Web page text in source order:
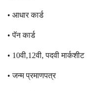
• आधार कार्ड
• पॅन कार्ड
• 10वी,12वी, पदवी मार्कशीट
• जन्म प्रमाणपत्र